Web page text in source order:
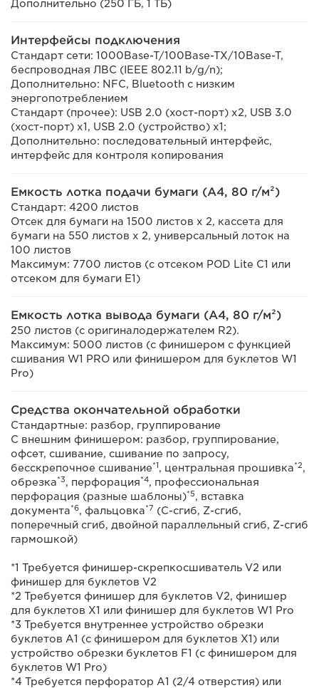
Дополнительно (250 ГБ, 1 ТБ)
Интерфейсы подключения
Стандарт сети: 1000Base-T/100Base-TX/10Base-T,
беспроводная ЛВС (IEEE 802.11 b/g/n);
Дополнительно: NFC, Bluetooth с низким
энергопотреблением
Стандарт (прочее): USB 2.0 (хост-порт) x2, USB 3.0
(хост-порт) x1, USB 2.0 (устройство) x1;
Дополнительно: последовательный интерфейс,
интерфейс для контроля копирования
Емкость лотка подачи бумаги (A4, 80 г/м²)
Стандарт: 4200 листов
Отсек для бумаги на 1500 листов x 2, кассета для
бумаги на 550 листов x 2, универсальный лоток на
100 листов
Максимум: 7700 листов (с отсеком POD Lite C1 или
отсеком для бумаги E1)
Емкость лотка вывода бумаги (A4, 80 г/м²)
250 листов (с оригиналодержателем R2).
Максимум: 5000 листов (с финишером с функцией
сшивания W1 PRO или финишером для буклетов W1
Pro)
Средства окончательной обработки
Стандартные: разбор, группирование
С внешним финишером: разбор, группирование,
офсет, сшивание, сшивание по запросу,
бесскрепочное сшивание*1, центральная прошивка*2,
обрезка*3, перфорация*4, профессиональная
перфорация (разные шаблоны)*5, вставка
документа*6, фальцовка*7 (C-сгиб, Z-сгиб,
поперечный сгиб, двойной параллельный сгиб, Z-сгиб
гармошкой)
*1 Требуется финишер-скрепкосшиватель V2 или
финишер для буклетов V2
*2 Требуется финишер для буклетов V2, финишер
для буклетов X1 или финишер для буклетов W1 Pro
*3 Требуется внутреннее устройство обрезки
буклетов A1 (с финишером для буклетов X1) или
устройство обрезки буклетов F1 (с финишером для
буклетов W1 Pro)
*4 Требуется перфоратор A1 (2/4 отверстия) или